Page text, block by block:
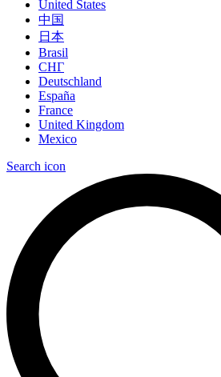
United States
中国
日本
Brasil
СНГ
Deutschland
España
France
United Kingdom
Mexico
Search icon